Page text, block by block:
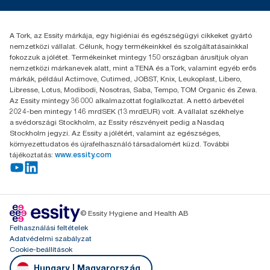
+36 1 392 2176
H-1021 Budapest
Budakeszi út 51.
A Tork, az Essity márkája, egy higiéniai és egészségügyi cikkeket gyártó
nemzetközi vállalat. Célunk, hogy termékeinkkel és szolgáltatásainkkal
fokozzuk a jólétet. Termékeinket mintegy 150 országban árusítjuk olyan
nemzetközi márkanevek alatt, mint a TENA és a Tork, valamint egyéb erős
márkák, például Actimove, Cutimed, JOBST, Knix, Leukoplast, Libero,
Libresse, Lotus, Modibodi, Nosotras, Saba, Tempo, TOM Organic és Zewa.
Az Essity mintegy 36 000 alkalmazottat foglalkoztat. A nettó árbevétel
2024-ben mintegy 146 mrdSEK (13 mrdEUR) volt. A vállalat székhelye
a svédországi Stockholm, az Essity részvényeit pedig a Nasdaq
Stockholm jegyzi. Az Essity a jólétért, valamint az egészséges,
környezettudatos és újrafelhasználó társadalomért küzd. További
tájékoztatás: www.essity.com
© Essity Hygiene and Health AB
Felhasználási feltételek
Adatvédelmi szabályzat
Cookie-beállítások
Hungary | Magyarország